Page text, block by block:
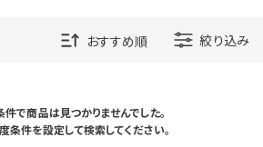
絞り込み
で商品は見つかりませんでした。
条件を設定して検索してください。